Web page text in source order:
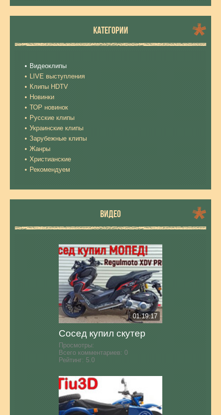
КАТЕГОРИИ
Видеоклипы
LIVE выступления
Клипы HDTV
Новинки
ТОР новинок
Русские клипы
Украинские клипы
Зарубежные клипы
Жанры
Христианские
Рекомендуем
ВИДЕО
01:19:17
Сосед купил скутер
Просмотры:
Всего комментариев: 0
Рейтинг: 5.0